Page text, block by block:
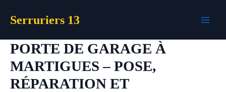
Serruriers 13
PORTE DE GARAGE À
MARTIGUES – POSE,
RÉPARATION ET